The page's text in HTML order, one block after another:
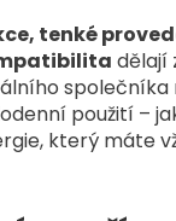
tenké
dělají
společníka
použití –
který máte